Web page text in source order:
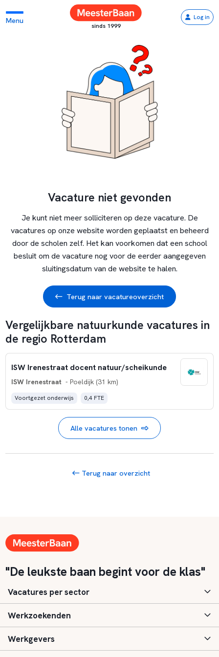
Menu
sinds 1999
Log in
Vacature niet gevonden
Je kunt niet meer solliciteren op deze vacature. De
vacatures op onze website worden geplaatst en beheerd
door de scholen zelf. Het kan voorkomen dat een school
besluit om de vacature nog voor de eerder aangegeven
sluitingsdatum van de website te halen.
Terug naar vacatureoverzicht
Vergelijkbare natuurkunde vacatures in
de regio Rotterdam
ISW Irenestraat docent natuur/scheikunde
ISW Irenestraat - Poeldijk (31 km)
Voortgezet onderwijs 0,4 FTE
Alle vacatures tonen
Terug naar overzicht
"De leukste baan begint voor de klas"
Vacatures per sector
Basisonderwijs
Speciaal (basis) onderwijs
Werkzoekenden
Aanmelden
Werkgevers